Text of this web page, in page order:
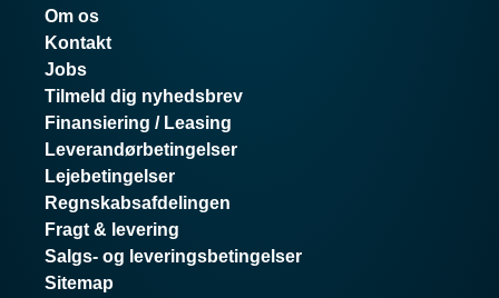
Om os
Kontakt
Jobs
Tilmeld dig nyhedsbrev
Finansiering / Leasing
Leverandørbetingelser
Lejebetingelser
Regnskabsafdelingen
Fragt & levering
Salgs- og leveringsbetingelser
Sitemap